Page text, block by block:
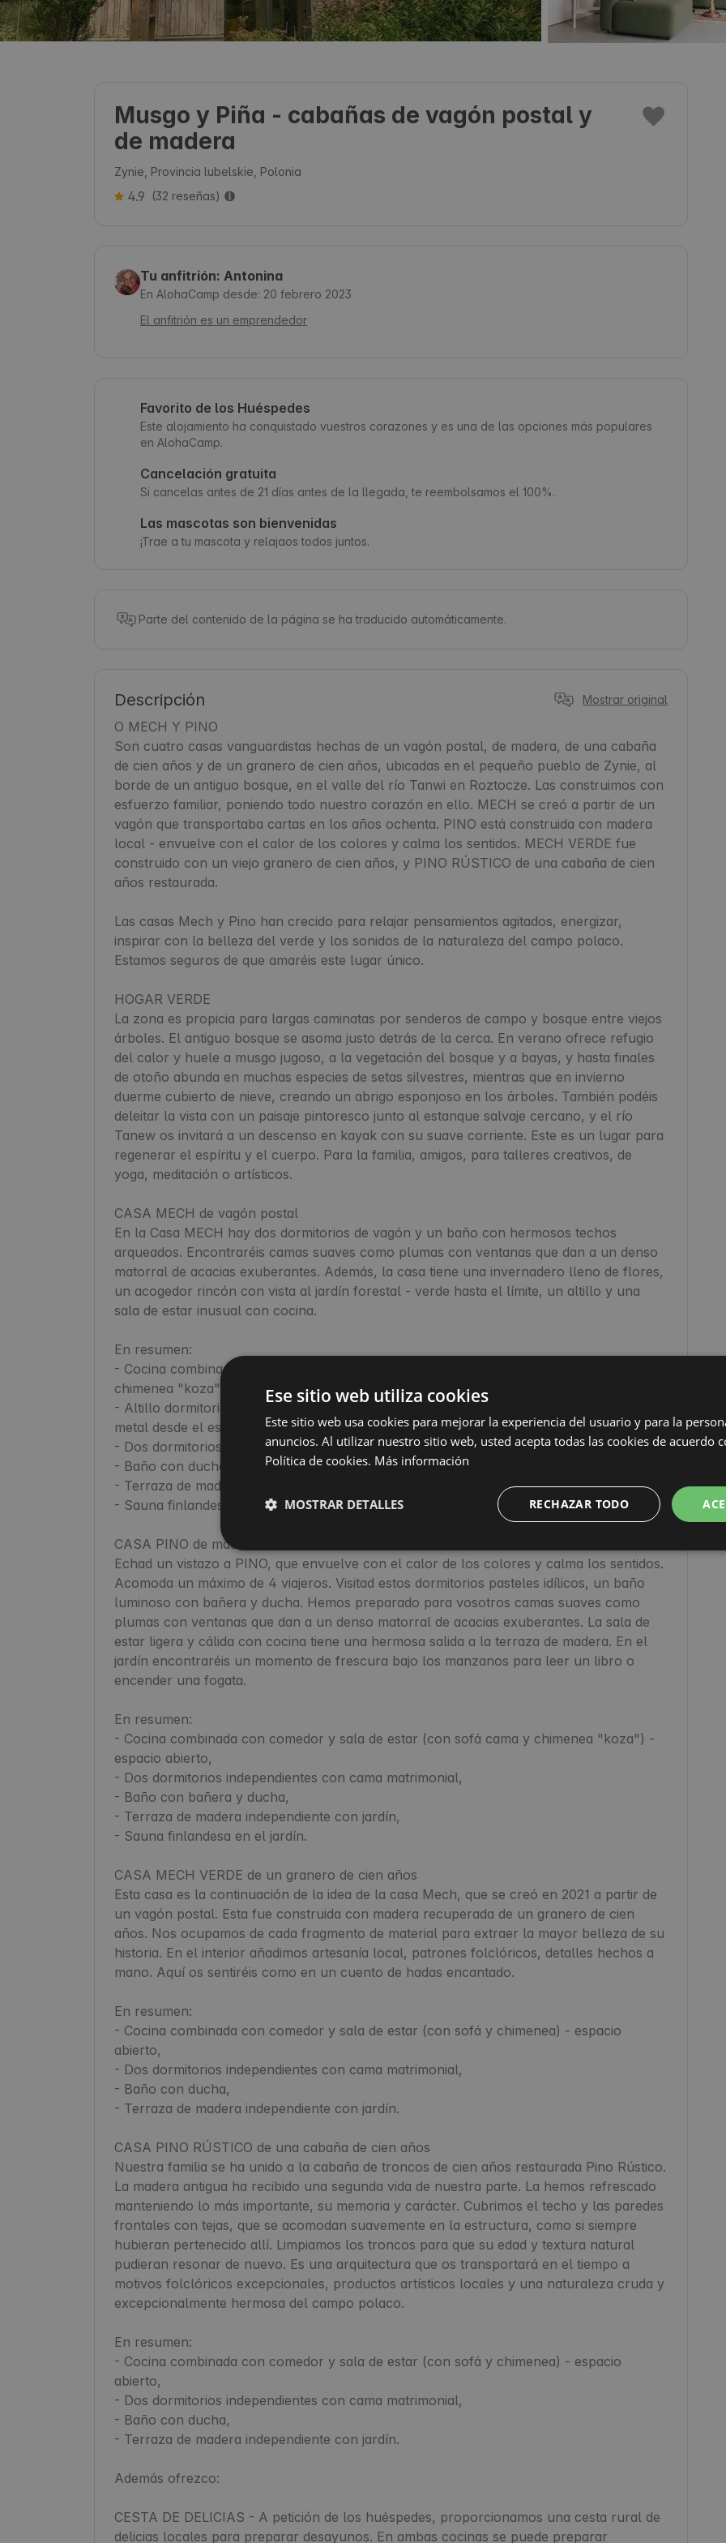
Musgo y Piña - cabañas de vagón postal y
de madera
Zynie, Provincia lubelskie, Polonia
4.9 (32 reseñas)
Tu anfitrión: Antonina
En AlohaCamp desde: 20 febrero 2023
El anfitrión es un emprendedor
Favorito de los Huéspedes
Este alojamiento ha conquistado vuestros corazones y es una de las opciones más populares
en AlohaCamp.
Cancelación gratuita
Si cancelas antes de 21 días antes de la llegada, te reembolsamos el 100%.
Las mascotas son bienvenidas
¡Trae a tu mascota y relajaos todos juntos.
Parte del contenido de la página se ha traducido automáticamente.
Descripción Mostrar original
O MECH Y PINO
Son cuatro casas vanguardistas hechas de un vagón postal, de madera, de una cabaña
de cien años y de un granero de cien años, ubicadas en el pequeño pueblo de Zynie, al
borde de un antiguo bosque, en el valle del río Tanwi en Roztocze. Las construimos con
esfuerzo familiar, poniendo todo nuestro corazón en ello. MECH se creó a partir de un
vagón que transportaba cartas en los años ochenta. PINO está construida con madera
local - envuelve con el calor de los colores y calma los sentidos. MECH VERDE fue
construido con un viejo granero de cien años, y PINO RÚSTICO de una cabaña de cien
años restaurada.
Las casas Mech y Pino han crecido para relajar pensamientos agitados, energizar,
inspirar con la belleza del verde y los sonidos de la naturaleza del campo polaco.
Estamos seguros de que amaréis este lugar único.
HOGAR VERDE
La zona es propicia para largas caminatas por senderos de campo y bosque entre viejos
árboles. El antiguo bosque se asoma justo detrás de la cerca. En verano ofrece refugio
del calor y huele a musgo jugoso, a la vegetación del bosque y a bayas, y hasta finales
de otoño abunda en muchas especies de setas silvestres, mientras que en invierno
duerme cubierto de nieve, creando un abrigo esponjoso en los árboles. También podéis
deleitar la vista con un paisaje pintoresco junto al estanque salvaje cercano, y el río
Tanew os invitará a un descenso en kayak con su suave corriente. Este es un lugar para
regenerar el espíritu y el cuerpo. Para la familia, amigos, para talleres creativos, de
yoga, meditación o artísticos.
CASA MECH de vagón postal
En la Casa MECH hay dos dormitorios de vagón y un baño con hermosos techos
arqueados. Encontraréis camas suaves como plumas con ventanas que dan a un denso
matorral de acacias exuberantes. Además, la casa tiene una invernadero lleno de flores,
un acogedor rincón con vista al jardín forestal - verde hasta el límite, un altillo y una
sala de estar inusual con cocina.
En resumen:
- Cocina combinada con sala de estar (con sofá cama) y invernadero acristalado (con
chimenea "koza") - espacio abierto,
- Altillo dormitorio con cama de 2 plazas, al que se puede acceder por una escalera de
metal desde el espacio abierto,
- Dos dormitorios independientes con camas matrimoniales,
- Baño con ducha,
- Terraza de madera independiente con jardín,
- Sauna finlandesa en el jardín.
CASA PINO de madera
Echad un vistazo a PINO, que envuelve con el calor de los colores y calma los sentidos.
Acomoda un máximo de 4 viajeros. Visitad estos dormitorios pasteles idílicos, un baño
luminoso con bañera y ducha. Hemos preparado para vosotros camas suaves como
plumas con ventanas que dan a un denso matorral de acacias exuberantes. La sala de
estar ligera y cálida con cocina tiene una hermosa salida a la terraza de madera. En el
jardín encontraréis un momento de frescura bajo los manzanos para leer un libro o
encender una fogata.
En resumen:
- Cocina combinada con comedor y sala de estar (con sofá cama y chimenea "koza") -
espacio abierto,
- Dos dormitorios independientes con cama matrimonial,
- Baño con bañera y ducha,
- Terraza de madera independiente con jardín,
- Sauna finlandesa en el jardín.
CASA MECH VERDE de un granero de cien años
Esta casa es la continuación de la idea de la casa Mech, que se creó en 2021 a partir de
un vagón postal. Esta fue construida con madera recuperada de un granero de cien
años. Nos ocupamos de cada fragmento de material para extraer la mayor belleza de su
historia. En el interior añadimos artesanía local, patrones folclóricos, detalles hechos a
mano. Aquí os sentiréis como en un cuento de hadas encantado.
En resumen:
- Cocina combinada con comedor y sala de estar (con sofá y chimenea) - espacio
abierto,
- Dos dormitorios independientes con cama matrimonial,
- Baño con ducha,
- Terraza de madera independiente con jardín.
CASA PINO RÚSTICO de una cabaña de cien años
Nuestra familia se ha unido a la cabaña de troncos de cien años restaurada Pino Rústico.
La madera antigua ha recibido una segunda vida de nuestra parte. La hemos refrescado
manteniendo lo más importante, su memoria y carácter. Cubrimos el techo y las paredes
frontales con tejas, que se acomodan suavemente en la estructura, como si siempre
hubieran pertenecido allí. Limpiamos los troncos para que su edad y textura natural
pudieran resonar de nuevo. Es una arquitectura que os transportará en el tiempo a
motivos folclóricos excepcionales, productos artísticos locales y una naturaleza cruda y
excepcionalmente hermosa del campo polaco.
En resumen:
- Cocina combinada con comedor y sala de estar (con sofá y chimenea) - espacio
abierto,
- Dos dormitorios independientes con cama matrimonial,
- Baño con ducha,
- Terraza de madera independiente con jardín.
Además ofrezco:
CESTA DE DELICIAS - A petición de los huéspedes, proporcionamos una cesta rural de
delicias locales para preparar desayunos. En ambas cocinas se puede preparar
Ese sitio web utiliza cookies
Este sitio web usa cookies para mejorar la experiencia del usuario y para la
anuncios. Al utilizar nuestro sitio web, usted acepta todas las cookies de acuerdo
Política de cookies. Más información
RECHAZAR TODO
MOSTRAR DETALLES